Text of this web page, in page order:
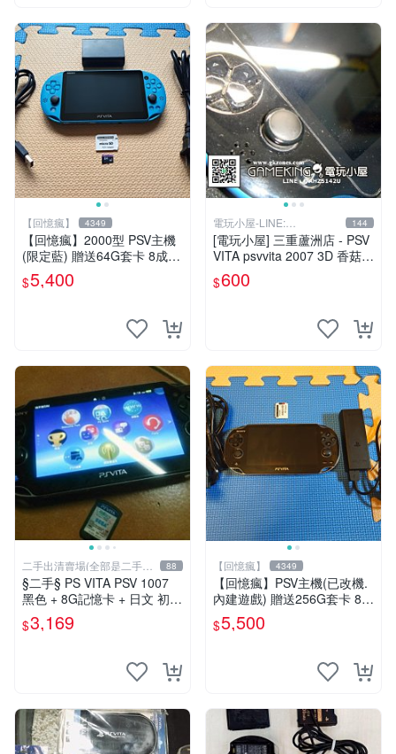
【回憶瘋】 4349
【回憶瘋】2000型 PSV主機
(限定藍) 贈送64G套卡 8成5
新 遊戲機 PSVITA
$5,400
電玩小屋-LINE:
@AHZ5142U
144
[電玩小屋] 三重蘆洲店 - PSV
VITA psvvita 2007 3D 香菇
方向 類比 故障 [維修]
$600
二手出清賣場(全部是二手商
品)
88
§二手§ PS VITA PSV 1007
黑色 + 8G記憶卡 + 日文 初音
未來 F 2nd 遊戲卡片｜郵局
寄送｜未含運｜購買前請私訊
$3,169
【回憶瘋】 4349
【回憶瘋】PSV主機(已改機.
內建遊戲) 贈送256G套卡 8成
新 遊戲機 PSVITA
$5,500